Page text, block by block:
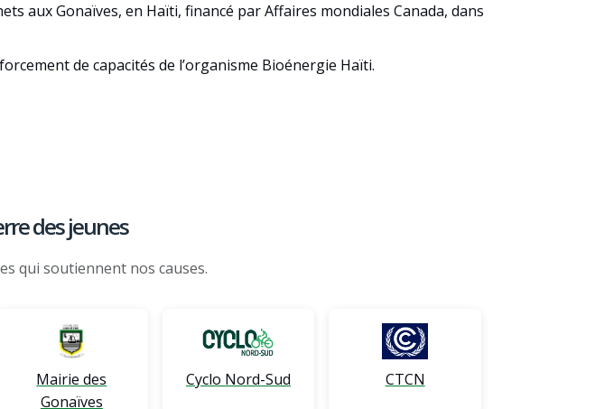
aux Gonaïves, en Haïti, financé par Affaires mondiales Canada, dans
de capacités de l’organisme Bioénergie Haïti.
des jeunes
qui soutiennent nos causes.
Mairie des
Gonaïves
Cyclo Nord-Sud CTCN